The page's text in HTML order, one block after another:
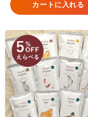
カートに入れる